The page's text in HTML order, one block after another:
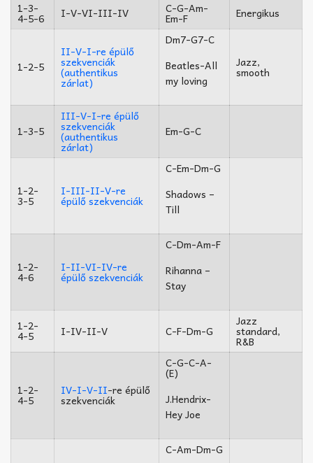
1-3-
4-5-6 I-V-VI-III-IV C-G-Am-
Em-F Energikus
1-2-5
II-V-I-re épülő
szekvenciák
(authentikus
zárlat)
Dm7-G7-C
Beatles-All
my loving
Jazz,
smooth
1-3-5
III-V-I-re épülő
szekvenciák
(authentikus
zárlat)
Em-G-C
1-2-
3-5
I-III-II-V-re
épülő szekvenciák
C-Em-Dm-G
Shadows –
Till
1-2-
4-6
I-II-VI-IV-re
épülő szekvenciák
C-Dm-Am-F
Rihanna –
Stay
1-2-
4-5 I-IV-II-V C-F-Dm-G
Jazz
standard,
R&B
1-2-
4-5
IV-I-V-II-re épülő
szekvenciák
C-G-C-A-
(E)
J.Hendrix-
Hey Joe
C-Am-Dm-G